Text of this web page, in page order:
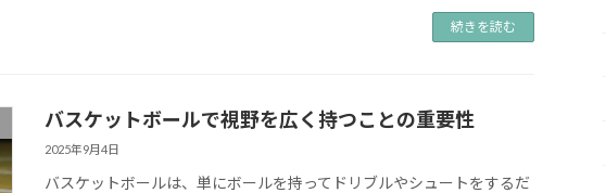
続きを読む
バスケットボールで視野を広く持つことの重要性
2025年9月4日
バスケットボールは、単にボールを持ってドリブルやシュートをするだ